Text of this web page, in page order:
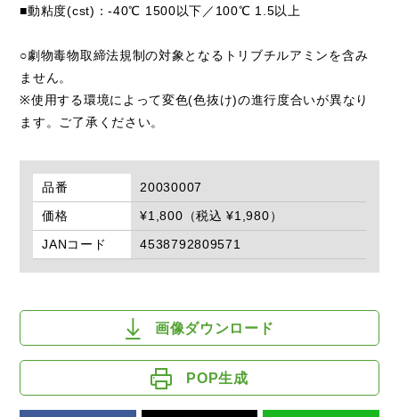
■動粘度(cst)：-40℃ 1500以下／100℃ 1.5以上
○劇物毒物取締法規制の対象となるトリブチルアミンを含み
ません。
※使用する環境によって変色(色抜け)の進行度合いが異なり
ます。ご了承ください。
品番
20030007
価格
¥1,800（税込 ¥1,980）
JANコード
4538792809571
画像ダウンロード
POP生成